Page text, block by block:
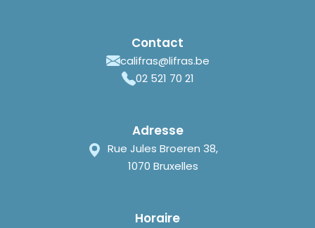
Contact
califras@lifras.be
02 521 70 21
Adresse
Rue Jules Broeren 38,
1070 Bruxelles
Horaire